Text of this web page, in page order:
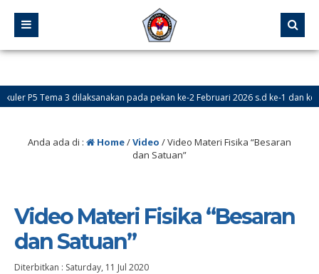
P5 Tema 3 dilaksanakan pada pekan ke-2 Februari 2026 s.d ke-1 dan ke-2
Anda ada di : Home/Video /Video Materi Fisika “Besaran
dan Satuan”
Video Materi Fisika “Besaran
dan Satuan”
Diterbitkan : Saturday, 11 Jul 2020